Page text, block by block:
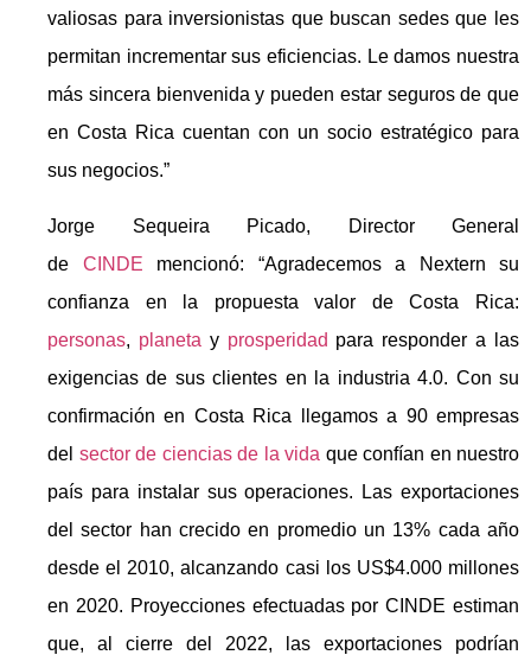
valiosas para inversionistas que buscan sedes que les
permitan incrementar sus eficiencias. Le damos nuestra
más sincera bienvenida y pueden estar seguros de que
en Costa Rica cuentan con un socio estratégico para
sus negocios.”
Jorge Sequeira Picado, Director General
de CINDE mencionó: “Agradecemos a Nextern su
confianza en la propuesta valor de Costa Rica:
personas, planeta y prosperidad para responder a las
exigencias de sus clientes en la industria 4.0. Con su
confirmación en Costa Rica llegamos a 90 empresas
del sector de ciencias de la vida que confían en nuestro
país para instalar sus operaciones. Las exportaciones
del sector han crecido en promedio un 13% cada año
desde el 2010, alcanzando casi los US$4.000 millones
en 2020. Proyecciones efectuadas por CINDE estiman
que, al cierre del 2022, las exportaciones podrían